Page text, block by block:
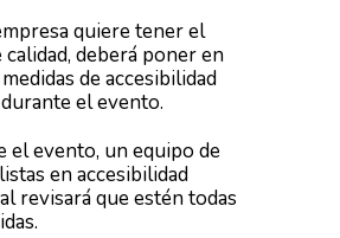
quiere tener el
calidad, deberá poner en
de accesibilidad
el evento.
el evento, un equipo de
en accesibilidad
revisará que estén todas